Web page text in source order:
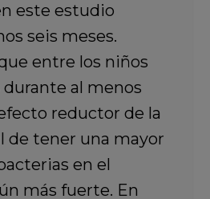
este estudio
seis meses.
entre los niños
al menos
reductor de la
de tener una mayor
en el
más fuerte. En